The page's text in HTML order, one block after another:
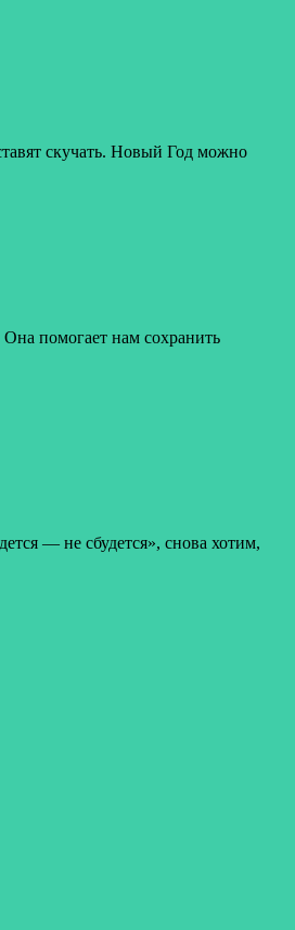
скучать. Новый Год можно
помогает нам сохранить
— не сбудется», снова хотим,